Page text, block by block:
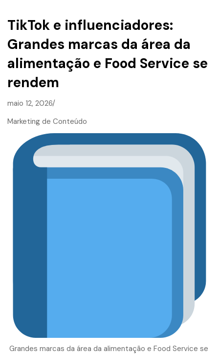
TikTok e influenciadores:
Grandes marcas da área da
alimentação e Food Service se
rendem
maio 12, 2026/
Marketing de Conteúdo
Grandes marcas da área da alimentação e Food Service se